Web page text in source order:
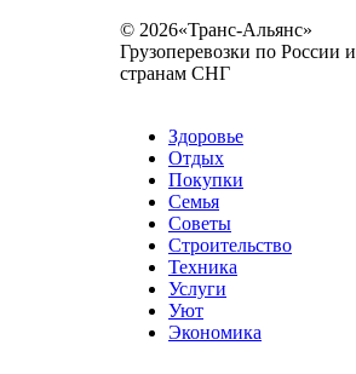
© 2026«Транс-Альянс»
Грузоперевозки по России и
странам СНГ
Здоровье
Отдых
Покупки
Семья
Советы
Строительство
Техника
Услуги
Уют
Экономика